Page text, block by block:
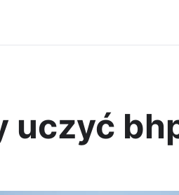
uczyć